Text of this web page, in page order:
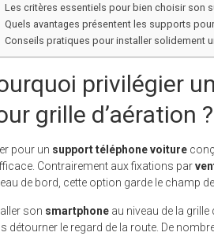
Les critères essentiels pour bien choisir son
Quels avantages présentent les supports
Conseils pratiques pour installer solidement
privilégier
grille d’aération ?
pour un support téléphone voiture
Contrairement aux fixations par
de bord, cette option garde le champ
son smartphone au niveau de la
détourner le regard de la route. De